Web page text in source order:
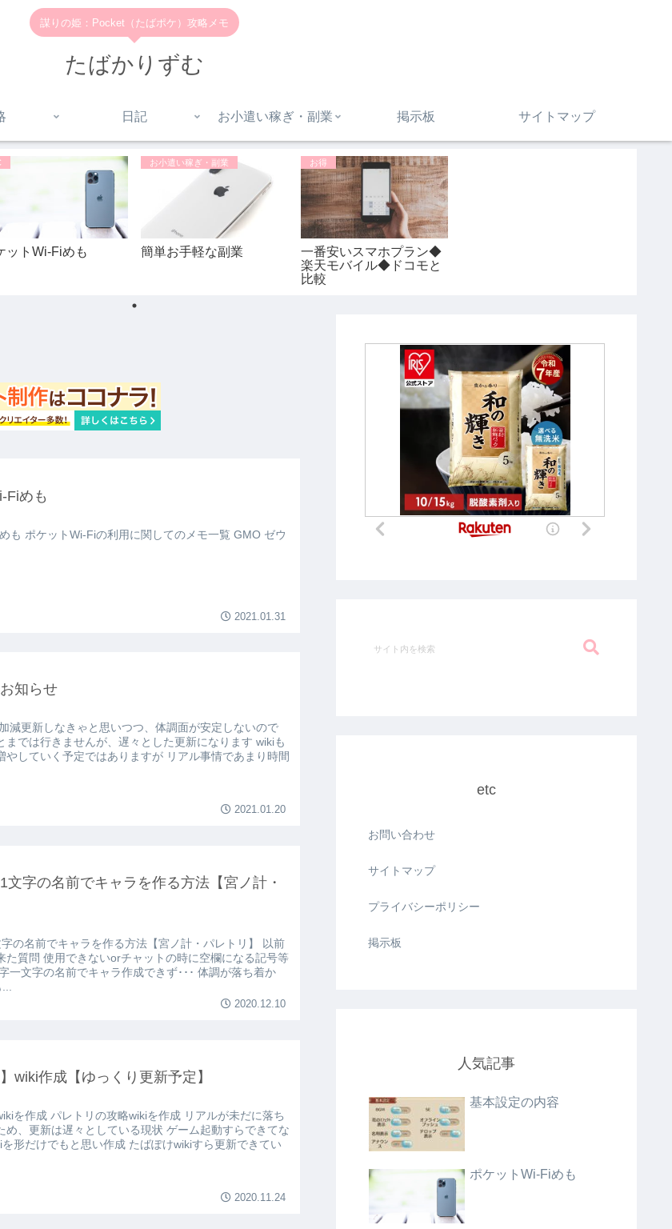
謀りの姫：Pocket（たばポケ）攻略メモ
たばかりずむ
日記 お小遣い稼ぎ・副業 掲示板 サイトマップ
ットWi-Fiめも
お小遣い稼ぎ・副業
簡単お手軽な副業
お得
一番安いスマホプラン◆
楽天モバイル◆ドコモと
比較
Fiめも
も ポケットWi-Fiの利用に関してのメモ一覧 GMO ゼウ
2021.01.31
知らせ
減更新しなきゃと思いつつ、体調面が安定しないので
までは行きませんが、遅々とした更新になります wikiも
やしていく予定ではありますが リアル事情であまり時間
2021.01.20
1文字の名前でキャラを作る方法【宮ノ計・
字の名前でキャラを作る方法【宮ノ計・パレトリ】 以前
た質問 使用できないorチャットの時に空欄になる記号等
一文字の名前でキャラ作成できず･･･ 体調が落ち着か
2020.12.10
wiki作成【ゆっくり更新予定】
を作成 パレトリの攻略wikiを作成 リアルが未だに落ち
め、更新は遅々としている現状 ゲーム起動すらできてな
形だけでもと思い作成 たばぽけwikiすら更新できてい
2020.11.24
etc
お問い合わせ
サイトマップ
プライバシーポリシー
掲示板
人気記事
基本設定の内容
ポケットWi-Fiめも